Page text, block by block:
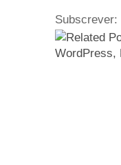
Subscrever: